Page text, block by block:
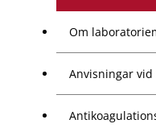
Om
Anvisningar